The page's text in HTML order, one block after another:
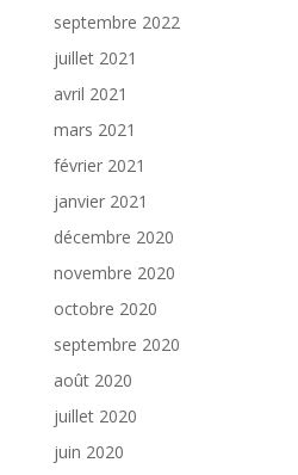
septembre 2022
juillet 2021
avril 2021
mars 2021
février 2021
janvier 2021
décembre 2020
novembre 2020
octobre 2020
septembre 2020
août 2020
juillet 2020
juin 2020